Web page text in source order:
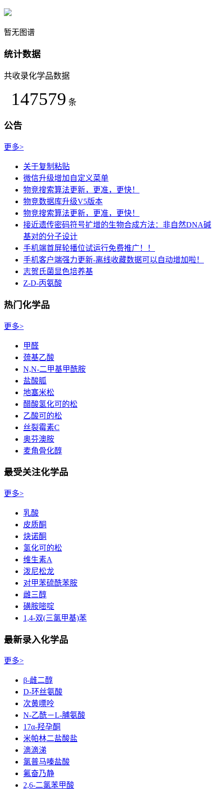
暂无图谱
统计数据
共收录化学品数据
147579 条
公告
更多>
关于复制粘贴
微信升级增加自定义菜单
物竞搜索算法更新，更准，更快！
物竞数据库升级V5版本
物竞搜索算法更新，更准，更快！
接近遗传密码符号扩增的生物合成方法：非自然DNA碱
基对的分子设计
手机端首屏轮播位试运行免费推广！！
手机客户端强力更新-离线收藏数据可以自动增加啦！
志贺氏菌显色培养基
Z-D-丙氨酸
热门化学品
更多>
甲醛
巯基乙酸
N,N-二甲基甲酰胺
盐酸胍
地塞米松
醋酸氢化可的松
乙酸可的松
丝裂霉素C
奥芬澳胺
麦角骨化醇
最受关注化学品
更多>
乳酸
皮质酮
炔诺酮
氢化可的松
维生素A
泼尼松龙
对甲苯硫酰苯胺
雌三醇
磺胺嘧啶
1,4-双(三氯甲基)苯
最新录入化学品
更多>
β-雌二醇
D-环丝氨酸
次黄嘌呤
N-乙酰－L-脯氨酸
17α-羟孕酮
米帕林二盐酸盐
滴滴涕
氯普马嗪盐酸
氟奋乃静
2,6-二氯苯甲酸